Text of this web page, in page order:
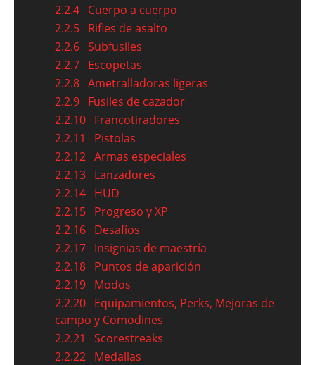
2.2.4 Cuerpo a cuerpo
2.2.5 Rifles de asalto
2.2.6 Subfusiles
2.2.7 Escopetas
2.2.8 Ametralladoras ligeras
2.2.9 Fusiles de cazador
2.2.10 Francotiradores
2.2.11
Pistolas
2.2.12 Armas especiales
2.2.13 Lanzadores
2.2.14 HUD
2.2.15 Progreso y XP
2.2.16 Desafíos
2.2.17 Insignias de maestría
2.2.18 Puntos de aparición
2.2.19 Modos
2.2.20 Equipamientos, Perks, Mejoras de
campo y Comodines
2.2.21
Scorestreaks
2.2.22 Medallas